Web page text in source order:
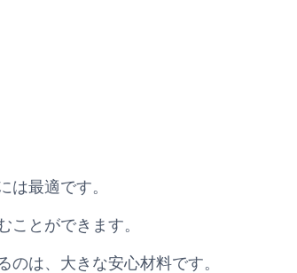
最適です。
とができます。
は、大きな安心材料です。